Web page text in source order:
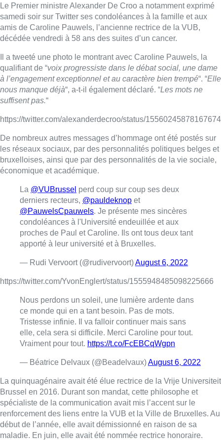
Le Premier ministre Alexander De Croo a notamment exprimé
samedi soir sur Twitter ses condoléances à la famille et aux
amis de Caroline Pauwels, l’ancienne rectrice de la VUB,
décédée vendredi à 58 ans des suites d’un cancer.
Il a tweeté une photo le montrant avec Caroline Pauwels, la
qualifiant de “voix progressiste dans le débat social, une dame
à l’engagement exceptionnel et au caractère bien trempé“. “Elle
nous manque déjà“, a-t-il également déclaré. “Les mots ne
suffisent pas.“
https://twitter.com/alexanderdecroo/status/
De nombreux autres messages d’hommage ont été postés sur
les réseaux sociaux, par des personnalités politiques belges et
bruxelloises, ainsi que par des personnalités de la vie sociale,
économique et académique.
La @VUBrussel perd coup sur coup ses deux
derniers recteurs, @pauldeknop et
@PauwelsCpauwels. Je présente mes sincères
condoléances à l'Université endeuillée et aux
proches de Paul et Caroline. Ils ont tous deux tant
apporté à leur université et à Bruxelles.
— Rudi Vervoort (@rudivervoort)August 6, 2022
https://twitter.com/YvonEnglert/status/1555948485098225666
Nous perdons un soleil, une lumière ardente dans
ce monde qui en a tant besoin. Pas de mots.
Tristesse infinie. Il va falloir continuer mais sans
elle, cela sera si difficile. Merci Caroline pour tout.
Vraiment pour tout. https://t.co/FcEBCqWgpn
— Béatrice Delvaux (@Beadelvaux)August 6, 2022
La quinquagénaire avait été élue rectrice de la Vrije Universiteit
Brussel en 2016. Durant son mandat, cette philosophe et
spécialiste de la communication avait mis l’accent sur le
renforcement des liens entre la VUB et la Ville de Bruxelles. Au
début de l’année, elle avait démissionné en raison de sa
maladie. En juin, elle avait été nommée rectrice honoraire.